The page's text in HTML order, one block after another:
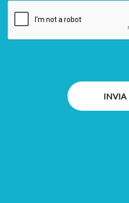
INVIA